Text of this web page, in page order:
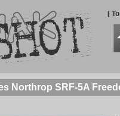
[
Northrop SRF-5A